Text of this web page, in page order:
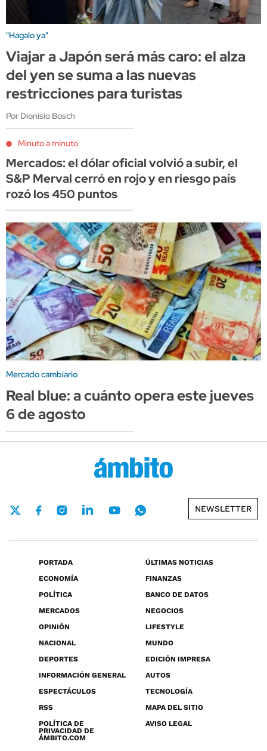
"Hagalo ya"
Viajar a Japón será más caro: el alza
del yen se suma a las nuevas
restricciones para turistas
Por Dionisio Bosch
Minuto a minuto
Mercados: el dólar oficial volvió a subir, el
S&P Merval cerró en rojo y en riesgo país
rozó los 450 puntos
Mercado cambiario
Real blue: a cuánto opera este jueves
6 de agosto
NEWSLETTER
PORTADA
ÚLTIMAS NOTICIAS
ECONOMÍA
FINANZAS
POLÍTICA
BANCO DE DATOS
MERCADOS
NEGOCIOS
OPINIÓN
LIFESTYLE
NACIONAL
MUNDO
DEPORTES
EDICIÓN IMPRESA
INFORMACIÓN GENERAL
AUTOS
ESPECTÁCULOS
TECNOLOGÍA
RSS
MAPA DEL SITIO
POLÍTICA DE
PRIVACIDAD DE
ÁMBITO.COM
AVISO LEGAL